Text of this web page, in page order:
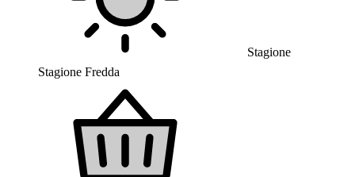
Stagione
Stagione Fredda